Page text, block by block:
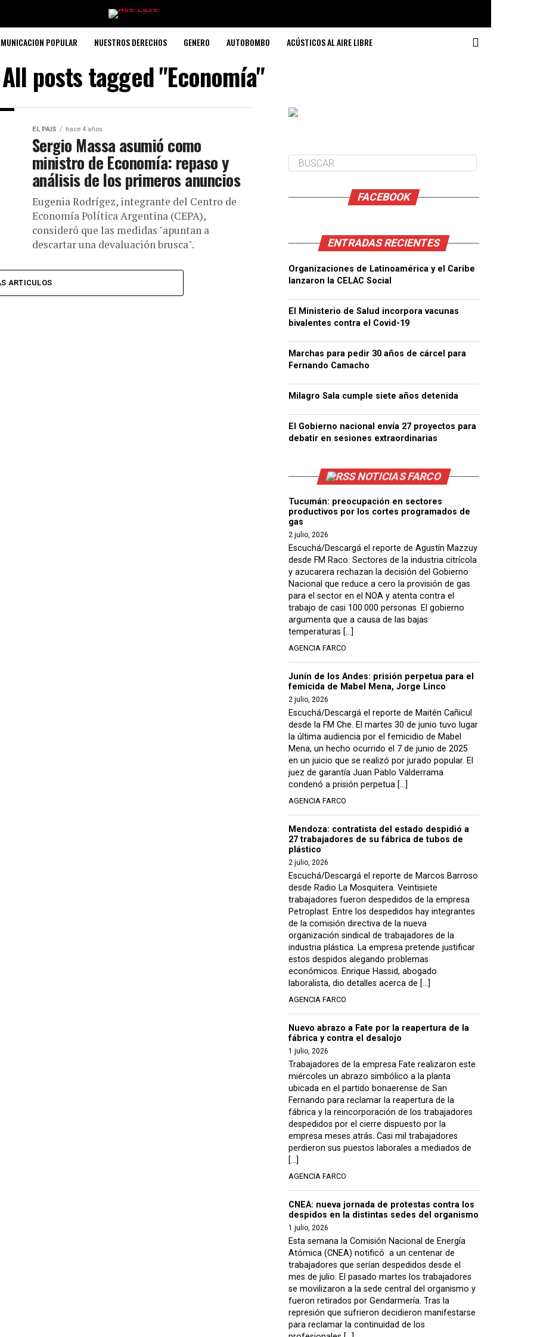
POPULAR NUESTROS DERECHOS GENERO AUTOBOMBO ACÚSTICOS AL AIRE LIBRE
All posts tagged "Economía"
EL PAIS hace 4 años
Sergio Massa asumió como
ministro de Economía: repaso y
análisis de los primeros anuncios
Eugenia Rodrígez, integrante del Centro de
Economía Política Argentina (CEPA),
consideró que las medidas "apuntan a
descartar una devaluación brusca".
ARTICULOS
FACEBOOK
ENTRADAS RECIENTES
Organizaciones de Latinoamérica y el Caribe
lanzaron la CELAC Social
El Ministerio de Salud incorpora vacunas
bivalentes contra el Covid-19
Marchas para pedir 30 años de cárcel para
Fernando Camacho
Milagro Sala cumple siete años detenida
El Gobierno nacional envía 27 proyectos para
debatir en sesiones extraordinarias
NOTICIAS FARCO
Tucumán: preocupación en sectores
productivos por los cortes programados de
gas
2 julio, 2026
Escuchá/Descargá el reporte de Agustín Mazzuy
desde FM Raco. Sectores de la industria citrícola
y azucarera rechazan la decisión del Gobierno
Nacional que reduce a cero la provisión de gas
para el sector en el NOA y atenta contra el
trabajo de casi 100.000 personas. El gobierno
argumenta que a causa de las bajas
temperaturas […]
AGENCIA FARCO
Junín de los Andes: prisión perpetua para el
femicida de Mabel Mena, Jorge Linco
2 julio, 2026
Escuchá/Descargá el reporte de Maitén Cañicul
desde la FM Che. El martes 30 de junio tuvo lugar
la última audiencia por el femicidio de Mabel
Mena, un hecho ocurrido el 7 de junio de 2025
en un juicio que se realizó por jurado popular. El
juez de garantía Juan Pablo Valderrama
condenó a prisión perpetua […]
AGENCIA FARCO
Mendoza: contratista del estado despidió a
27 trabajadores de su fábrica de tubos de
plástico
2 julio, 2026
Escuchá/Descargá el reporte de Marcos Barroso
desde Radio La Mosquitera. Veintisiete
trabajadores fueron despedidos de la empresa
Petroplast. Entre los despedidos hay integrantes
de la comisión directiva de la nueva
organización sindical de trabajadores de la
industria plástica. La empresa pretende justificar
estos despidos alegando problemas
económicos. Enrique Hassid, abogado
laboralista, dio detalles acerca de […]
AGENCIA FARCO
Nuevo abrazo a Fate por la reapertura de la
fábrica y contra el desalojo
1 julio, 2026
Trabajadores de la empresa Fate realizaron este
miércoles un abrazo simbólico a la planta
ubicada en el partido bonaerense de San
Fernando para reclamar la reapertura de la
fábrica y la reincorporación de los trabajadores
despedidos por el cierre dispuesto por la
empresa meses atrás. Casi mil trabajadores
perdieron sus puestos laborales a mediados de
[…]
AGENCIA FARCO
CNEA: nueva jornada de protestas contra los
despidos en la distintas sedes del organismo
1 julio, 2026
Esta semana la Comisión Nacional de Energía
Atómica (CNEA) notificó a un centenar de
trabajadores que serían despedidos desde el
mes de julio. El pasado martes los trabajadores
se movilizaron a la sede central del organismo y
fueron retirados por Gendarmería. Tras la
represión que sufrieron decidieron manifestarse
para reclamar la continuidad de los